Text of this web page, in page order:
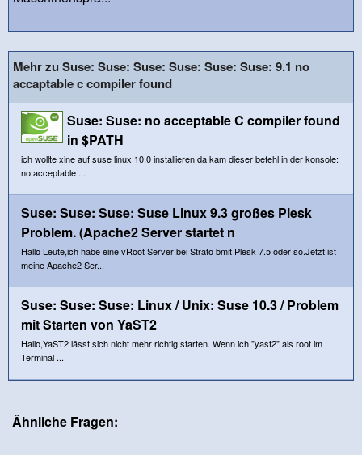
Mehr zu Suse: Suse: Suse: Suse: Suse: Suse: 9.1 no
accaptable c compiler found
Suse: Suse: no acceptable C compiler found
in $PATH
ich wollte xine auf suse linux 10.0 installieren da kam dieser befehl in der konsole:
no acceptable ...
Suse: Suse: Suse: Suse Linux 9.3 großes Plesk
Problem. (Apache2 Server startet n
Hallo Leute,ich habe eine vRoot Server bei Strato bmit Plesk 7.5 oder so.Jetzt ist
meine Apache2 Ser...
Suse: Suse: Suse: Linux / Unix: Suse 10.3 / Problem
mit Starten von YaST2
Hallo,YaST2 lässt sich nicht mehr richtig starten. Wenn ich "yast2" als root im
Terminal ...
Ähnliche Fragen: